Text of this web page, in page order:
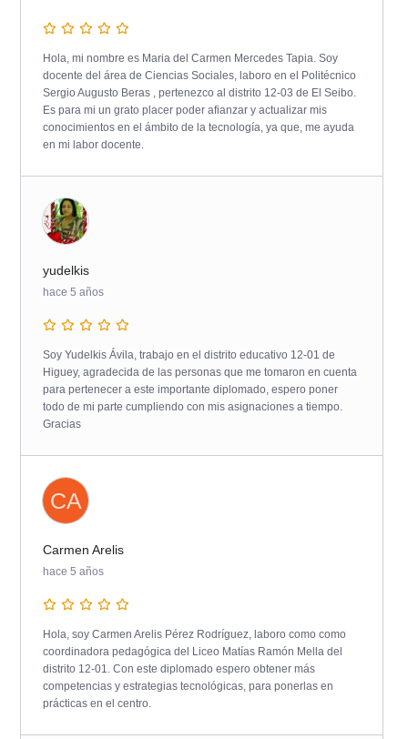
Hola, mi nombre es Maria del Carmen Mercedes Tapia. Soy
docente del área de Ciencias Sociales, laboro en el Politécnico
Sergio Augusto Beras , pertenezco al distrito 12-03 de El Seibo.
Es para mi un grato placer poder afianzar y actualizar mis
conocimientos en el ámbito de la tecnología, ya que, me ayuda
en mi labor docente.
yudelkis
hace 5 años
Soy Yudelkis Ávila, trabajo en el distrito educativo 12-01 de
Higuey, agradecida de las personas que me tomaron en cuenta
para pertenecer a este importante diplomado, espero poner
todo de mi parte cumpliendo con mis asignaciones a tiempo.
Gracias
CA
Carmen Arelis
hace 5 años
Hola, soy Carmen Arelis Pérez Rodríguez, laboro como como
coordinadora pedagógica del Liceo Matías Ramón Mella del
distrito 12-01. Con este diplomado espero obtener más
competencias y estrategias tecnológicas, para ponerlas en
prácticas en el centro.